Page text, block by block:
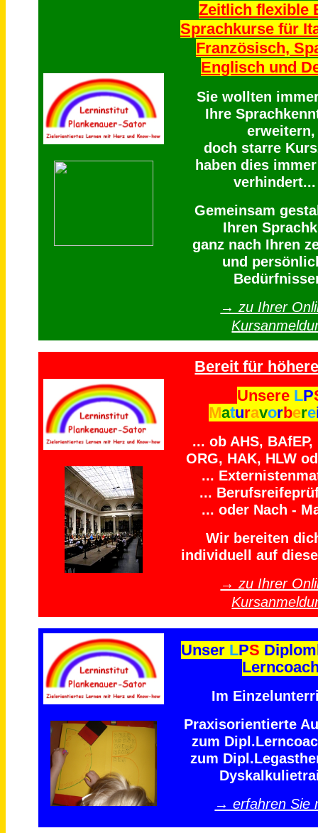
Zeitlich flexible
Sprachkurse für
Französisch,
Englisch und
Sie wollten
Ihre
erweitern,
doch starre
haben dies
Gemeinsam
Ihren
ganz nach Ihren
und
→ zu Ihrer
Bereit für
Unsere LP
Maturavorbere
... ob AHS, BAfEP,
ORG, HAK, HLW
...
...
... oder Nach -
Wir bereiten
individuell auf
→ zu Ihrer
Unser LPS
Im
Praxisorientierte
zum
zum
→ erfahren Sie